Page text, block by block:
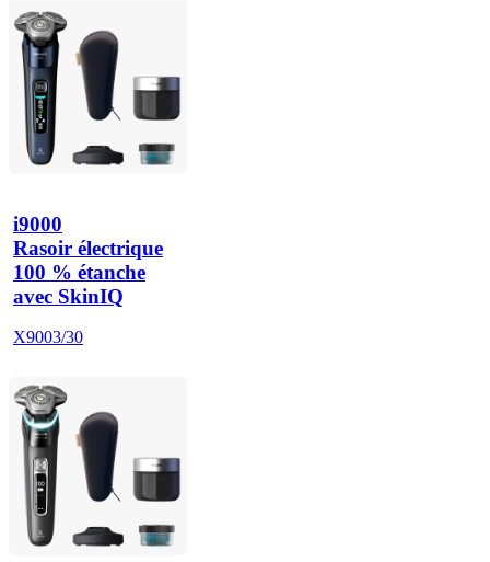
i9000
Rasoir électrique
100 % étanche
avec SkinIQ
X9003/30